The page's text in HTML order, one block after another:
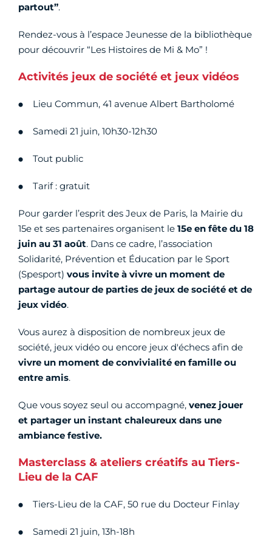
partout”.
Rendez-vous à l’espace Jeunesse de la bibliothèque
pour découvrir “Les Histoires de Mi & Mo” !
Activités jeux de société et jeux vidéos
Lieu Commun, 41 avenue Albert Bartholomé
Samedi 21 juin, 10h30-12h30
Tout public
Tarif : gratuit
Pour garder l’esprit des Jeux de Paris, la Mairie du
15e et ses partenaires organisent le 15e en fête du 18
juin au 31 août. Dans ce cadre, l’association
Solidarité, Prévention et Éducation par le Sport
(Spesport) vous invite à vivre un moment de
partage autour de parties de jeux de société et de
jeux vidéo.
Vous aurez à disposition de nombreux jeux de
société, jeux vidéo ou encore jeux d'échecs afin de
vivre un moment de convivialité en famille ou
entre amis.
Que vous soyez seul ou accompagné, venez jouer
et partager un instant chaleureux dans une
ambiance festive.
Masterclass & ateliers créatifs au Tiers-
Lieu de la CAF
Tiers-Lieu de la CAF, 50 rue du Docteur Finlay
Samedi 21 juin, 13h-18h